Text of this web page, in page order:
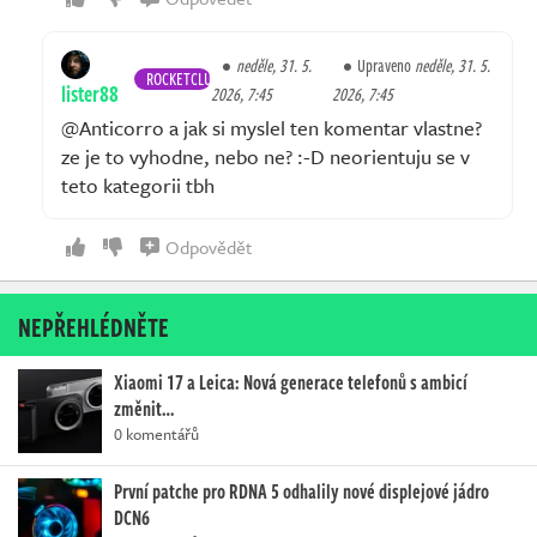
lister88 ROCKETCLUB
neděle, 31. 5.
2026, 7:45
Upravenoneděle, 31. 5.
2026, 7:45
@Anticorro a jak si myslel ten komentar vlastne?
ze je to vyhodne, nebo ne? :-D neorientuju se v
teto kategorii tbh
Odpovědět
NEPŘEHLÉDNĚTE
Xiaomi 17 a Leica: Nová generace telefonů s ambicí
změnit…
0 komentářů
První patche pro RDNA 5 odhalily nové displejové jádro
DCN6